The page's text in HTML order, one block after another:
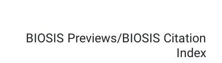
BIOSIS Previews/BIOSIS Citation
Index